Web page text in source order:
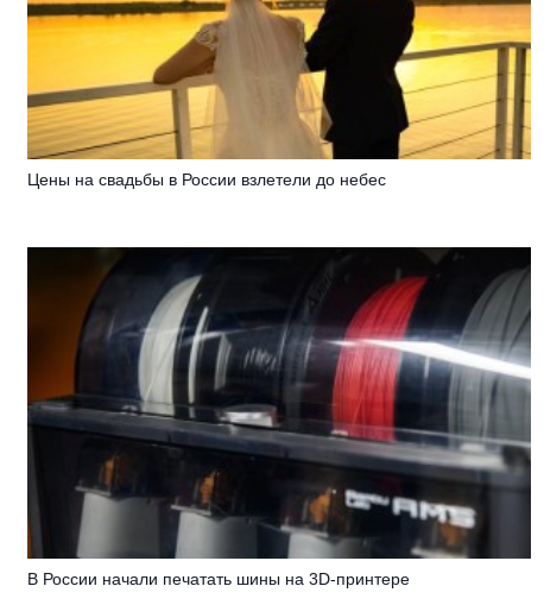
Цены на свадьбы в России взлетели до небес
В России начали печатать шины на 3D-принтере